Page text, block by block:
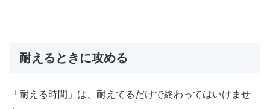
耐えるときに攻める
「耐える時間」は、耐えてるだけで終わってはいけませ